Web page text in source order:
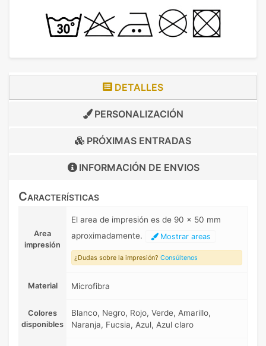
DETALLES
PERSONALIZACIÓN
PRÓXIMAS ENTRADAS
INFORMACIÓN DE ENVIOS
Características
Area
impresión
El area de impresión es de 90 x 50 mm
aproximadamente.
Mostrar areas
¿Dudas sobre la impresión? Consúltenos
Material Microfibra
Colores
disponibles
Blanco, Negro, Rojo, Verde, Amarillo,
Naranja, Fucsia, Azul, Azul claro